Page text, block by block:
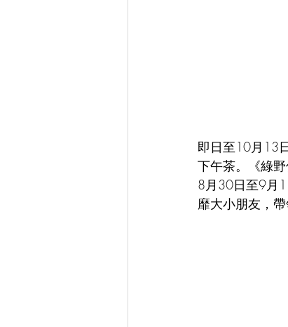
即日至10月13
下午茶。《綠
8月30日至9月
靡大小朋友，